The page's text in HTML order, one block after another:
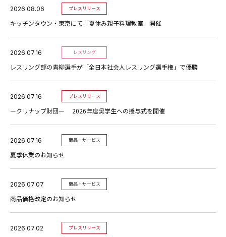
2026.08.06 プレスリリース
キッチンタウン・東京にて「夏休み親子料理教室」開催
2026.07.16 レスリング
レスリング部の青柳選手が「全日本社会人レスリング選手権」で優勝
2026.07.16 プレスリリース
ークリナップ財団ー 2026年度奨学生への授与式を開催
2026.07.16 商品・サービス
夏季休業のお知らせ
2026.07.07 商品・サービス
商品価格改定のお知らせ
2026.07.02 プレスリリース